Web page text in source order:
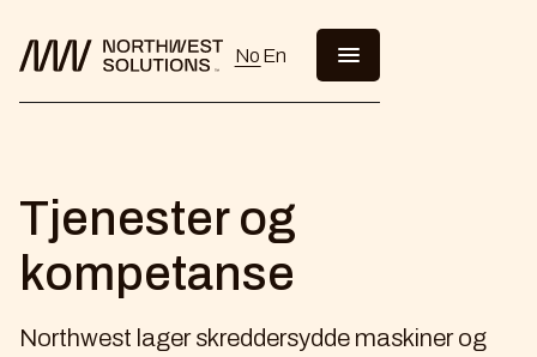
No En
Tjenester og
kompetanse
Northwest lager skreddersydde maskiner og